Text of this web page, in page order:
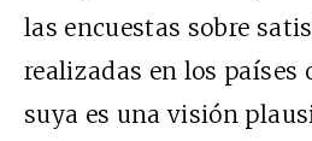
las encuestas sobre
realizadas en los países
suya es una visión